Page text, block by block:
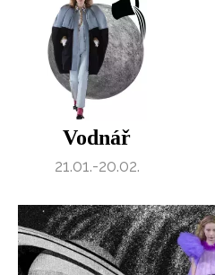
Vodnář
21.01.-20.02.